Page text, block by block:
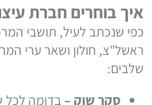
חברת עיצוב
לעיל, תושבי המרכז
חולון ושאר ערי המרכז